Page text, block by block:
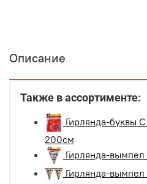
Описание
Также в ассортименте:
Гирлянда-буквы
200см
Гирлянда-
Гирлянда-